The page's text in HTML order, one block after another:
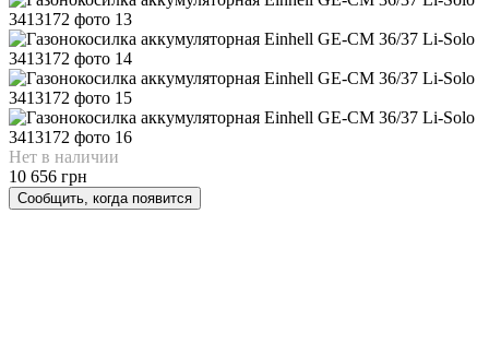
Нет в наличии
10 656 грн
Сообщить, когда появится